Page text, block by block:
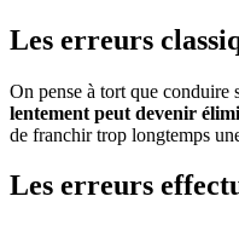
Les erreurs
On pense à tort que conduire
lentement peut devenir
de franchir trop longtemps
Les erreurs